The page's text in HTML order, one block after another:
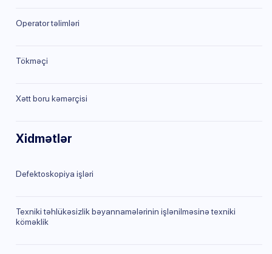
Operator təlimləri
Tökməçi
Xətt boru kəmərçisi
Xidmətlər
Defektoskopiya işləri
Texniki təhlükəsizlik bəyannamələrinin işlənilməsinə texniki
köməklik